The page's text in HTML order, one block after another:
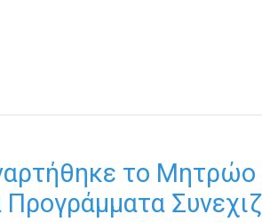
το Μητρώο
Προγράμματα